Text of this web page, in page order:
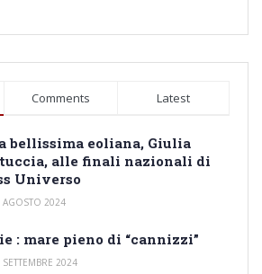
Comments Latest
bellissima eoliana, Giulia
alle finali nazionali di
Universo
AGOSTO 2024
: mare pieno di “cannizzi”
SETTEMBRE 2024